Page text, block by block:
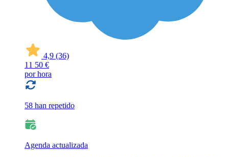
4,9 (36)
11 50 €
por hora
58 han repetido
Agenda actualizada